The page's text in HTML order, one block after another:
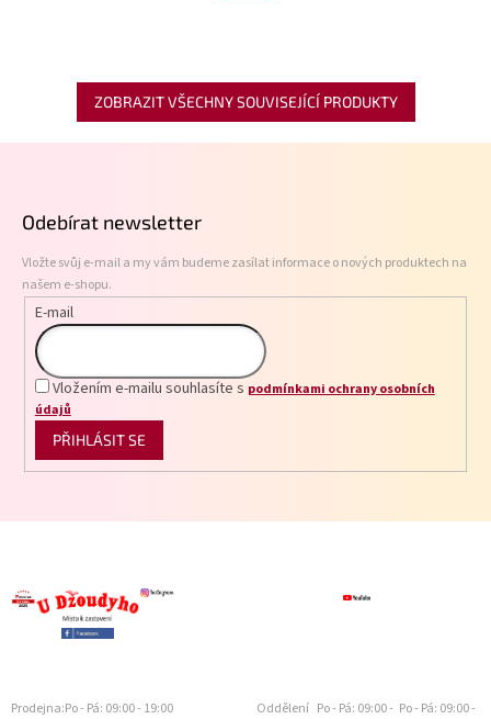
ZOBRAZIT VŠECHNY SOUVISEJÍCÍ PRODUKTY
Odebírat newsletter
Vložte svůj e-mail a my vám budeme zasílat informace o nových produktech na
našem e-shopu.
E-mail
Vložením e-mailu souhlasíte s podmínkami ochrany osobních
údajů
PŘIHLÁSIT SE
Prodejna:Po - Pá: 09:00 - 19:00
Oddělení Po - Pá: 09:00 - Po - Pá: 09:00 -